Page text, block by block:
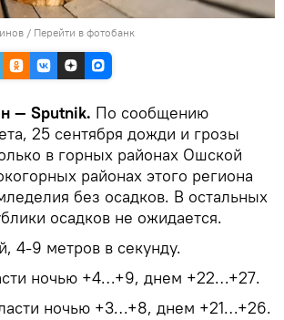
/ Перейти в фотобанк
— Sputnik. По сообщению
25 сентября дожди и грозы
в горных районах Ошской
районах этого региона
без осадков. В остальных
осадков не ожидается.
4-9 метров в секунду.
ночью +4…+9, днем +22…+27.
ночью +3…+8, днем +21…+26.